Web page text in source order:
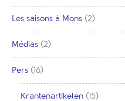
Les saisons à Mons (2)
Médias (2)
Pers (16)
Krantenartikelen (15)